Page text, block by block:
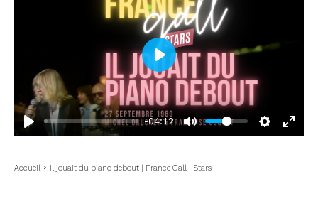
-04:12
P
a
y
Accueil Il jouait du piano debout | France Gall | Stars